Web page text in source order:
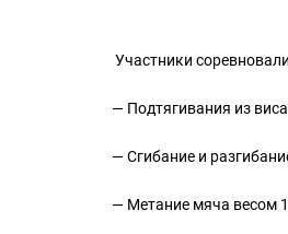
Участники
— Подтягивания из
— Сгибание и
— Метание мяча весом